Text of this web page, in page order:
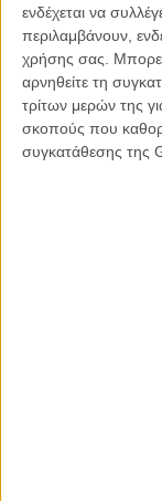
ενδέχεται να
περιλαμβάνουν,
χρήσης σας.
αρνηθείτε τη
τρίτων μερών της
σκοπούς που
συγκατάθεσης της
Δείτε εδώ τη
τραγουδούν το